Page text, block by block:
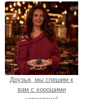
Друзья, мы спешим к
вам с хорошими